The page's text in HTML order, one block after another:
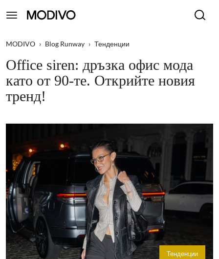
MODIVO › Blog Runway › Тенденции
Office siren: дръзка офис мода
като от 90-те. Открийте новия
тренд!
Тенденции